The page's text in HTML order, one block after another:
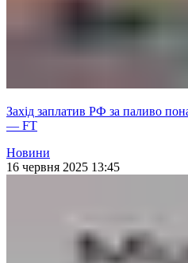
Захід заплатив РФ за паливо
— FT
Новини
16 червня 2025 13:45